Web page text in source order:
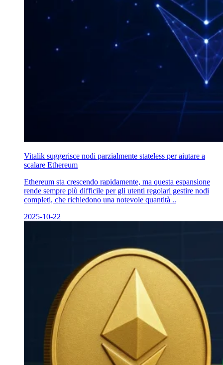
Vitalik suggerisce nodi parzialmente stateless per aiutare a
scalare Ethereum
Ethereum sta crescendo rapidamente, ma questa espansione
rende sempre più difficile per gli utenti regolari gestire nodi
completi, che richiedono una notevole quantità ..
2025-10-22